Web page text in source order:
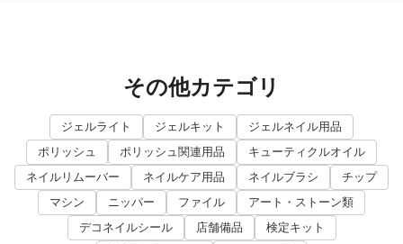
その他カテゴリ
ジェルライト ジェルキット
ジェルネイル用品
ポリッシュ
ポリッシュ関連用品
キューティクルオイル
ネイルリムーバー
ネイルケア用品 ネイルブラシ
チップ
マシン
ニッパー ファイル
アート・ストーン類
デコネイルシール
店舗備品
検定キット